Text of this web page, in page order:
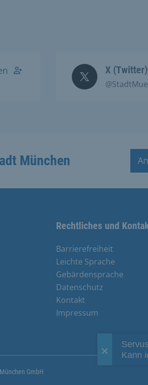
X (Twitter)
München
Rechtliches und
Barrierefreiheit
Leichte Sprache
Gebärdensprache
Datenschutz
Kontakt
Impressum
GmbH
Kann